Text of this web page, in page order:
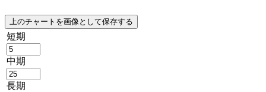
短期
中期
長期